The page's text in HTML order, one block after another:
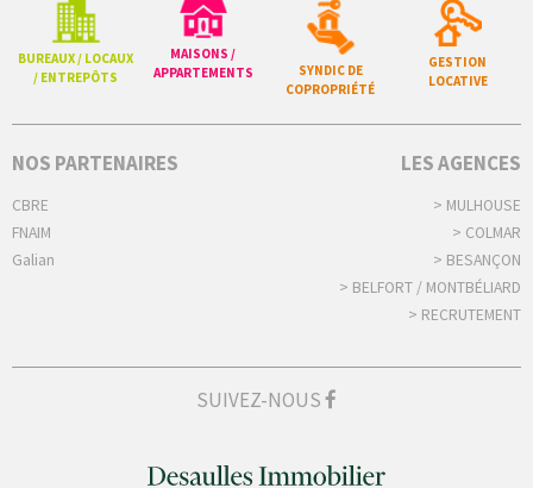
BUREAUX / LOCAUX
/ ENTREPÔTS
MAISONS /
APPARTEMENTS
SYNDIC DE
COPROPRIÉTÉ
GESTION
LOCATIVE
NOS PARTENAIRES
CBRE
FNAIM
Galian
LES AGENCES
> MULHOUSE
> COLMAR
> BESANÇON
> BELFORT / MONTBÉLIARD
> RECRUTEMENT
SUIVEZ-NOUS